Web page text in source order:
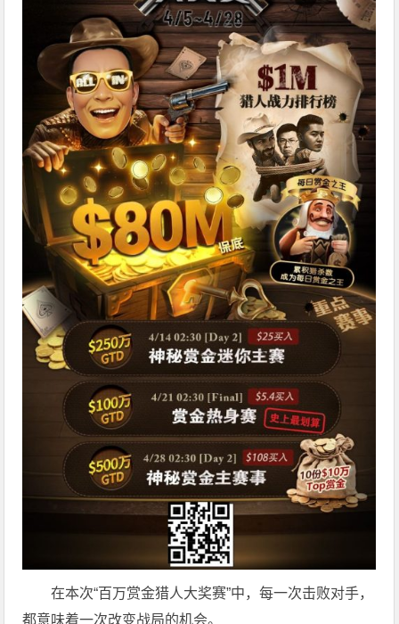
在本次“百万赏金猎人大奖赛”中，每一次击败对手，
都意味着一次改变战局的机会。